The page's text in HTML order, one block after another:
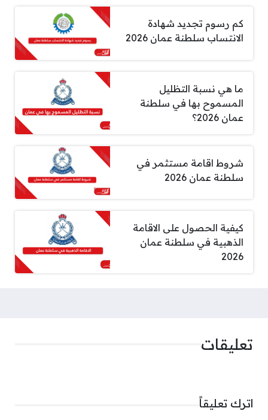
كم رسوم تجديد شهادة
الانتساب سلطنة عمان 2026
ما هي نسبة التظليل
المسموح بها في سلطنة
عمان 2026؟
شروط اقامة مستثمر في
سلطنة عمان 2026
كيفية الحصول على الاقامة
الذهبية في سلطنة عمان
2026
تعليقات
اترك تعليقاً